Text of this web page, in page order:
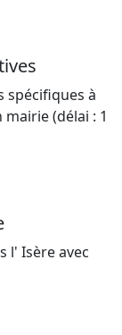
spécifiques à
(délai : 1
l' Isère avec